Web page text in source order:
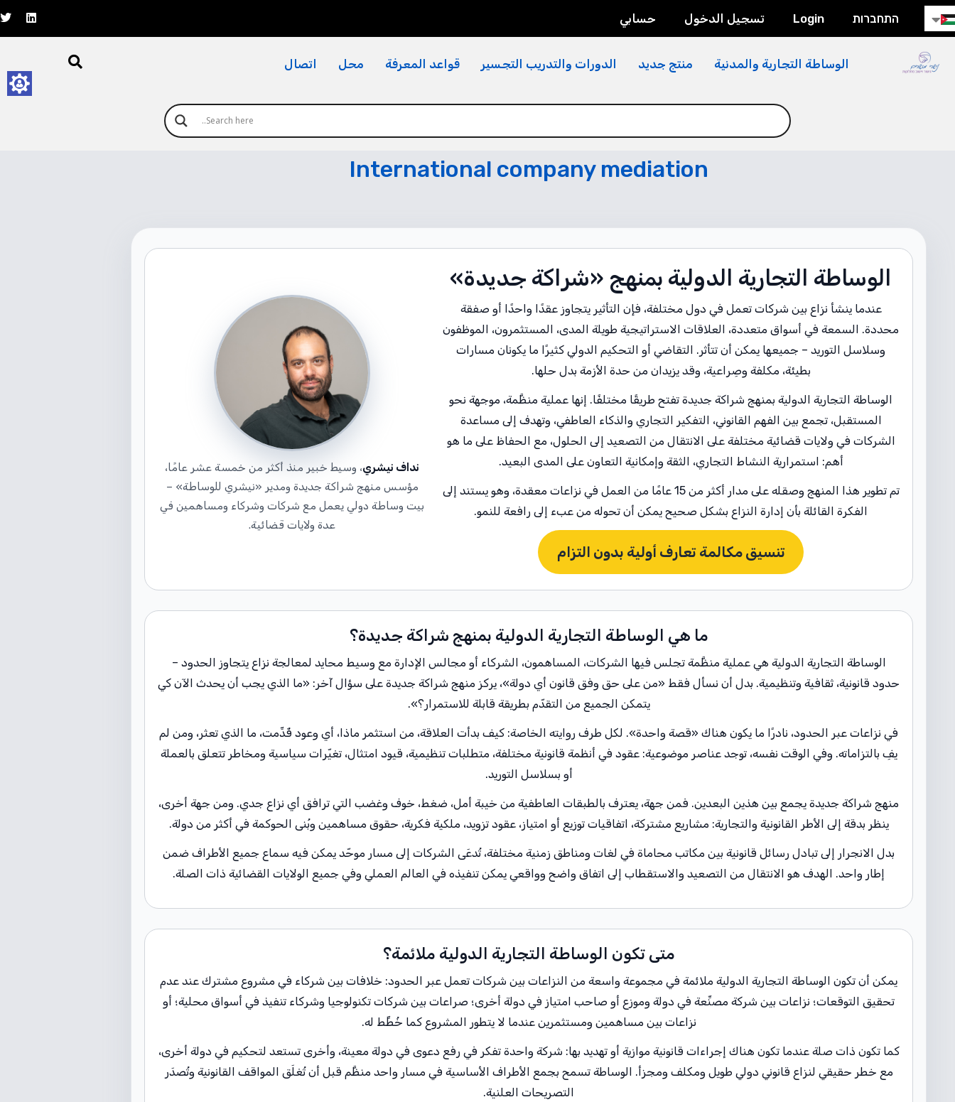
بداية
لصفحة
اضغط
התחברות Login تسجيل الدخول حسابي
الوساطة التجارية والمدنية منتج جديد الدورات والتدريب التجسير قواعد المعرفة محل اتصال
International company mediation
الوساطة التجارية الدولية بمنهج «شراكة جديدة»
عندما ينشأ نزاع بين شركات تعمل في دول مختلفة، فإن التأثير يتجاوز عقدًا واحدًا أو صفقة
محددة. السمعة في أسواق متعددة، العلاقات الاستراتيجية طويلة المدى، المستثمرون، الموظفون
وسلاسل التوريد – جميعها يمكن أن تتأثر. التقاضي أو التحكيم الدولي كثيرًا ما يكونان مسارات
بطيئة، مكلفة وصِراعية، وقد يزيدان من حدة الأزمة بدل حلها.
الوساطة التجارية الدولية بمنهج شراكة جديدة تفتح طريقًا مختلفًا. إنها عملية منظَّمة، موجهة نحو
المستقبل، تجمع بين الفهم القانوني، التفكير التجاري والذكاء العاطفي، وتهدف إلى مساعدة
الشركات في ولايات قضائية مختلفة على الانتقال من التصعيد إلى الحلول، مع الحفاظ على ما هو
أهم: استمرارية النشاط التجاري، الثقة وإمكانية التعاون على المدى البعيد.
تم تطوير هذا المنهج وصقله على مدار أكثر من 15 عامًا من العمل في نزاعات معقدة، وهو يستند إلى
الفكرة القائلة بأن إدارة النزاع بشكل صحيح يمكن أن تحوله من عبء إلى رافعة للنمو.
تنسيق مكالمة تعارف أولية بدون التزام
نداف نيشري، وسيط خبير منذ أكثر من خمسة عشر عامًا،
مؤسس منهج شراكة جديدة ومدير «نيشري للوساطة» –
بيت وساطة دولي يعمل مع شركات وشركاء ومساهمين في
عدة ولايات قضائية.
ما هي الوساطة التجارية الدولية بمنهج شراكة جديدة؟
الوساطة التجارية الدولية هي عملية منظَّمة تجلس فيها الشركات، المساهمون، الشركاء أو مجالس الإدارة مع وسيط محايد لمعالجة نزاع يتجاوز الحدود –
حدود قانونية، ثقافية وتنظيمية. بدل أن نسأل فقط «من على حق وفق قانون أي دولة»، يركز منهج شراكة جديدة على سؤال آخر: «ما الذي يجب أن يحدث الآن كي
يتمكن الجميع من التقدّم بطريقة قابلة للاستمرار؟».
في نزاعات عبر الحدود، نادرًا ما يكون هناك «قصة واحدة». لكل طرف روايته الخاصة: كيف بدأت العلاقة، من استثمر ماذا، أي وعود قُدِّمت، ما الذي تعثر، ومن لم
يفِ بالتزاماته. وفي الوقت نفسه، توجد عناصر موضوعية: عقود في أنظمة قانونية مختلفة، متطلبات تنظيمية، قيود امتثال، تغيّرات سياسية ومخاطر تتعلق بالعملة
أو بسلاسل التوريد.
منهج شراكة جديدة يجمع بين هذين البعدين. فمن جهة، يعترف بالطبقات العاطفية من خيبة أمل، ضغط، خوف وغضب التي ترافق أي نزاع جدي. ومن جهة أخرى،
ينظر بدقة إلى الأطر القانونية والتجارية: مشاريع مشتركة، اتفاقيات توزيع أو امتياز، عقود تزويد، ملكية فكرية، حقوق مساهمين وبُنى الحوكمة في أكثر من دولة.
بدل الانجرار إلى تبادل رسائل قانونية بين مكاتب محاماة في لغات ومناطق زمنية مختلفة، تُدعَى الشركات إلى مسار موحّد يمكن فيه سماع جميع الأطراف ضمن
إطار واحد. الهدف هو الانتقال من التصعيد والاستقطاب إلى اتفاق واضح وواقعي يمكن تنفيذه في العالم العملي وفي جميع الولايات القضائية ذات الصلة.
متى تكون الوساطة التجارية الدولية ملائمة؟
يمكن أن تكون الوساطة التجارية الدولية ملائمة في مجموعة واسعة من النزاعات بين شركات تعمل عبر الحدود: خلافات بين شركاء في مشروع مشترك عند عدم
تحقيق التوقعات؛ نزاعات بين شركة مصنِّعة في دولة وموزع أو صاحب امتياز في دولة أخرى؛ صراعات بين شركات تكنولوجيا وشركاء تنفيذ في أسواق محلية؛ أو
نزاعات بين مساهمين ومستثمرين عندما لا يتطور المشروع كما خُطِّط له.
كما تكون ذات صلة عندما تكون هناك إجراءات قانونية موازية أو تهديد بها: شركة واحدة تفكر في رفع دعوى في دولة معينة، وأخرى تستعد لتحكيم في دولة أخرى،
مع خطر حقيقي لنزاع قانوني دولي طويل ومكلف ومجزأ. الوساطة تسمح بجمع الأطراف الأساسية في مسار واحد منظَّم قبل أن تُغلَق المواقف القانونية وتُصدَر
التصريحات العلنية.